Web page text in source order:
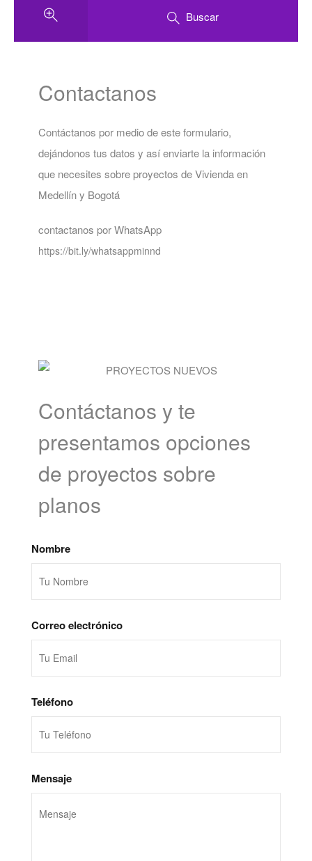
Buscar
Contactanos
Contáctanos por medio de este formulario,
dejándonos tus datos y así enviarte la información
que necesites sobre proyectos de Vivienda en
Medellín y Bogotá
contactanos por WhatsApp
https://bit.ly/whatsappminnd
Contáctanos y te
presentamos opciones
de proyectos sobre
planos
Nombre
Correo electrónico
Teléfono
Mensaje